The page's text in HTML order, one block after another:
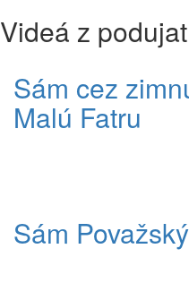
Videá z
Sám cez
Malú Fatru
Sám